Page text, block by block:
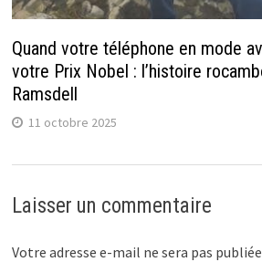
Quand votre téléphone en mode
votre Prix Nobel : l’histoire
Ramsdell
11 octobre 2025
Laisser un commentaire
Votre adresse e-mail ne sera pas